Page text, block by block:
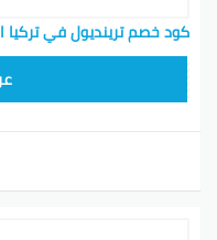
كود خصم ترينديول في